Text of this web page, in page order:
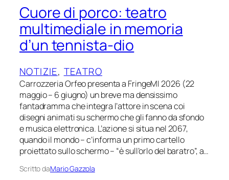
Cuore di porco: teatro
multimediale in memoria
d’un tennista-dio
NOTIZIE, TEATRO
Carrozzeria Orfeo presenta a FringeMI 2026 (22
maggio – 6 giugno) un breve ma densissimo
fantadramma che integra l’attore in scena coi
disegni animati su schermo che gli fanno da sfondo
e musica elettronica. L’azione si situa nel 2067,
quando il mondo – c’informa un primo cartello
proiettato sullo schermo – “è sull’orlo del baratro”, a…
Scritto daMario Gazzola